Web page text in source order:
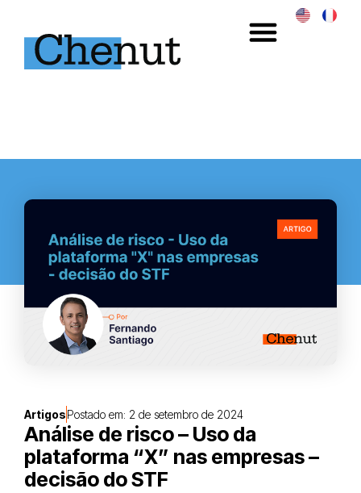
ArtigosPostado em: 2 de setembro de 2024
Análise de risco – Uso da
plataforma “X” nas empresas –
decisão do STF